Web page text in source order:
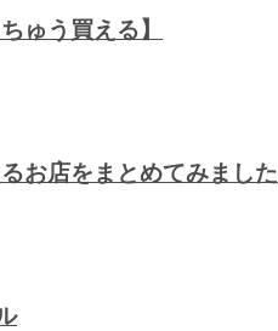
ゅう買える】
お店をまとめてみました